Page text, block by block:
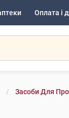
Оплата і
Засоби Для